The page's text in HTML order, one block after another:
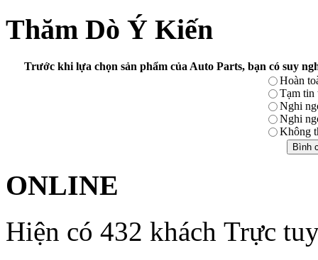
Thăm Dò Ý Kiến
Trước khi lựa chọn sản phẩm của Auto Parts, bạn có suy
Hoàn
Tạm tin
Nghi
Nghi
Không
ONLINE
Hiện có 432 khách Trực